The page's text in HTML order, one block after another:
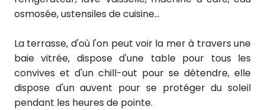
osmosée, ustensiles de cuisine...
La terrasse, d'où l'on peut voir la mer à travers une
baie vitrée, dispose d'une table pour tous les
convives et d'un chill-out pour se détendre, elle
dispose d'un auvent pour se protéger du soleil
pendant les heures de pointe.